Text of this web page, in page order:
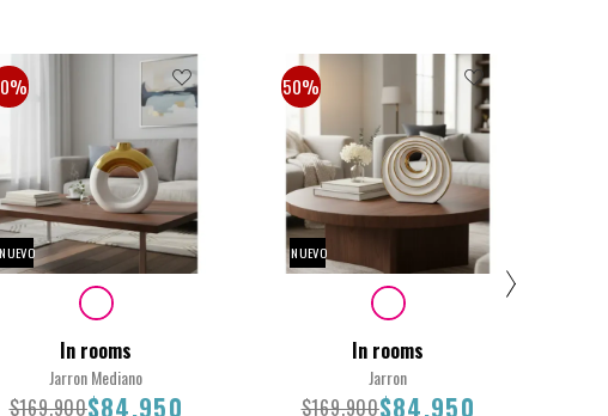
NUEVO
In rooms
Jarron Mediano
$169.900$84.950
NUEVO
50%
In rooms
Jarron
$169.900$84.950